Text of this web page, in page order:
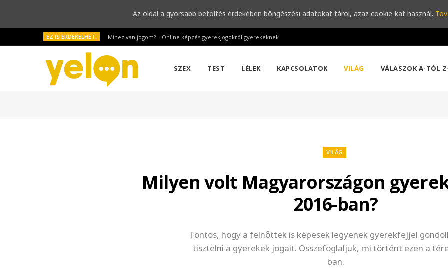
EZ IS ÉRDEKELHET: Mihez van jogom? – Online képzés gyerekjogokról gyerekeknek
SZEX TEST LÉLEK KAPCSOLATOK VILÁG VÁLASZOK A-TÓL
VILÁG
Milyen volt Magyarországon
2016-ban?
Fontos, hogy a felnőttek is képesek legyenek gyerekfejjel
tisztelni a gyerekek jogait. Összefoglaljuk, mi történt ezen a
ban.
Az oldal a gyorsabb betöltés érdekében böngészési adatokat tárol, azaz cookie-kat használ.